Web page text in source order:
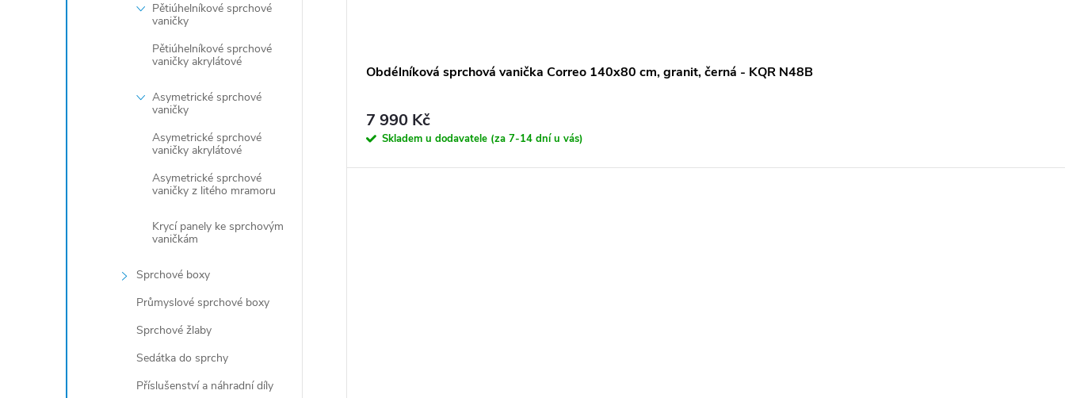
Pětiúhelníkové sprchové
vaničky
Pětiúhelníkové sprchové
vaničky akrylátové
Asymetrické sprchové
vaničky
Asymetrické sprchové
vaničky akrylátové
Asymetrické sprchové
vaničky z litého mramoru
Krycí panely ke sprchovým
vaničkám
Sprchové boxy
Průmyslové sprchové boxy
Sprchové žlaby
Sedátka do sprchy
Příslušenství a náhradní díly
Obdélníková sprchová vanička Correo 140x80 cm, granit, černá - KQR N48B
7 990 Kč
Skladem u dodavatele (za 7-14 dní u vás)